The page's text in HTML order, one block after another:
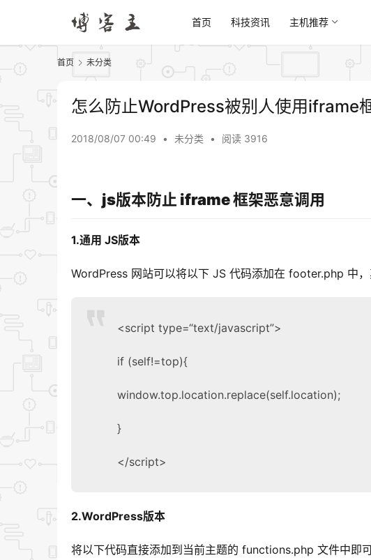
首页 科技资讯 主机推荐
首页 未分类
怎么防止WordPress被别人使用iframe
2018/08/07 00:49 • 未分类 • 阅读 3916
一、js版本防止 iframe框架恶意调用
1.通用 JS版本
WordPress 网站可以将以下 JS 代码添加在 footer.php 中，
<script type=“text/javascript”>
if (self!=top){
window.top.location.replace(self.location);
}
</script>
2.WordPress版本
将以下代码直接添加到当前主题的 functions.php 文件中即